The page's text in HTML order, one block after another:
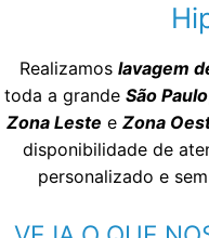
Realizamos lavagem
toda a grande São Paulo
Zona Leste e Zona
disponibilidade de
personalizado e